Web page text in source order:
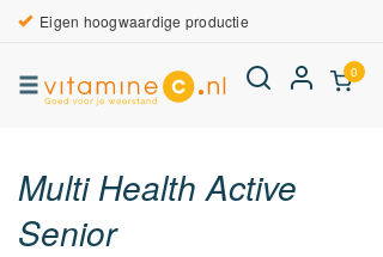
Eigen hoogwaardige productie
0
Multi Health Active
Senior